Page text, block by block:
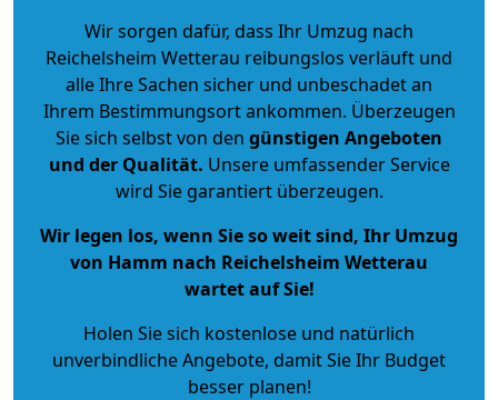
Wir sorgen dafür, dass Ihr Umzug nach
Reichelsheim Wetterau reibungslos verläuft und
alle Ihre Sachen sicher und unbeschadet an
Ihrem Bestimmungsort ankommen. Überzeugen
Sie sich selbst von den günstigen Angeboten
und der Qualität. Unsere umfassender Service
wird Sie garantiert überzeugen.
Wir legen los, wenn Sie so weit sind, Ihr Umzug
von Hamm nach Reichelsheim Wetterau
wartet auf Sie!
Holen Sie sich kostenlose und natürlich
unverbindliche Angebote, damit Sie Ihr Budget
besser planen!